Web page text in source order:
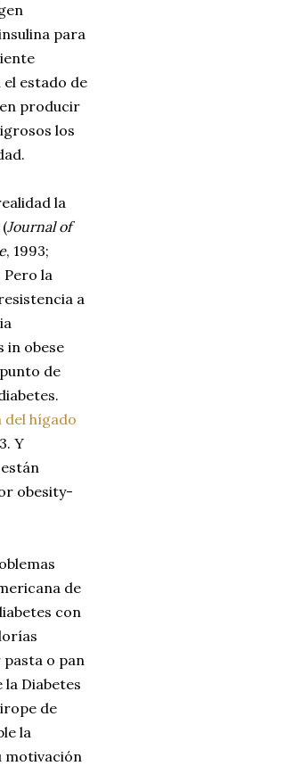
para
estado de
producir
los
la
Journal of
, 1993;
Pero la
a
in obese
de
del hígado
Y
obesity-
de
con
pasta o pan
la Diabetes
de
la
motivación